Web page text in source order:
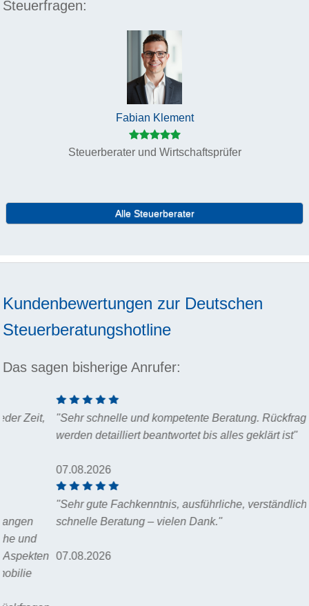
Steuerfragen:
Fabian Klement
Steuerberater und Wirtschaftsprüfer
Alle Steuerberater
Kundenbewertungen zur Deutschen
Steuerberatungshotline
Das sagen bisherige Anrufer:
"Sehr schnelle und kompetente Beratung. Rückfragen
werden detailliert beantwortet bis alles geklärt ist"
07.08.2026
"Sehr gute Fachkenntnis, ausführliche, verständliche und
schnelle Beratung – vielen Dank."
07.08.2026